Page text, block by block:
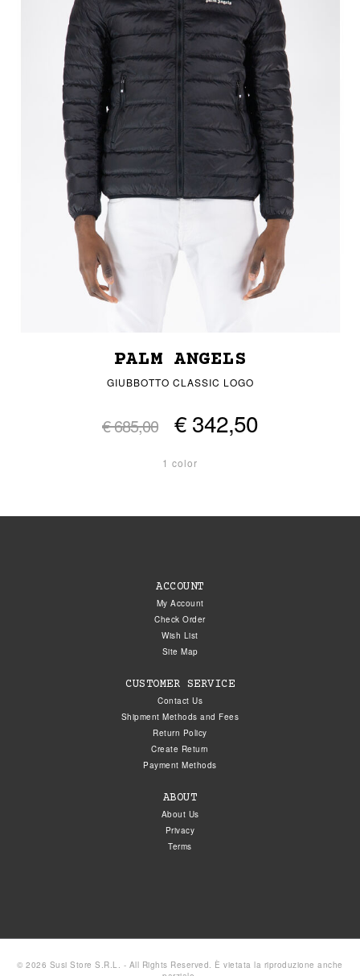
PALM ANGELS
GIUBBOTTO CLASSIC LOGO
€ 685,00 € 342,50
1 color
ACCOUNT
My Account
Check Order
Wish List
Site Map
CUSTOMER SERVICE
Contact Us
Shipment Methods and Fees
Return Policy
Create Return
Payment Methods
ABOUT
About Us
Privacy
Terms
© 2026 Susi Store S.R.L. - All Rights Reserved. È vietata la riproduzione anche